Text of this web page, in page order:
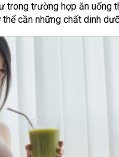
trong trường hợp ăn uống
cần những chất dinh